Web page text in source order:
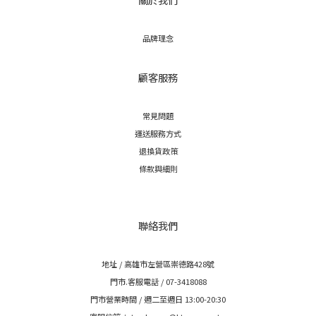
品牌理念
顧客服務
常見問題
運送服務方式
退換貨政策
條款與細則
聯絡我們
地址 / 高雄市左營區崇德路428號
門市.客服電話 / 07-3418088
門市營業時間 / 週二至週日 13:00-20:30